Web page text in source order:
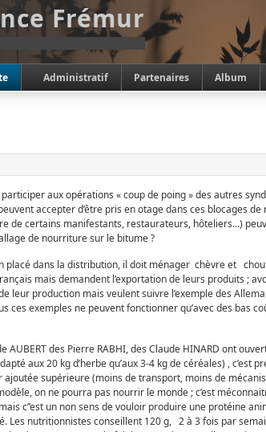
Frémur
Administratif Partenaires Album
aux opérations « coup de poing » des autres
accepter d’être pris en otage dans ces blocages de
certains manifestants, restaurateurs, hôteliers…)
de nourriture sur le bitume ?
dans la distribution, il doit ménager chèvre et chou
mais demandent l’exportation de leurs produits ;
leur production mais veulent suivre l’exemple des
ces exemples ne peuvent fonctionner qu’avec des bas
des Pierre RABHI, des Claude HINARD ont
aux 20 kg d’herbe qu’aux 3-4 kg de céréales) , c’est
supérieure (moins de transport, moins de
on ne pourra pas nourrir le monde ; c’est
c’’est un non sens de vouloir produire une protéine
nutritionnistes conseillent 120 g, 2 à 3 fois par